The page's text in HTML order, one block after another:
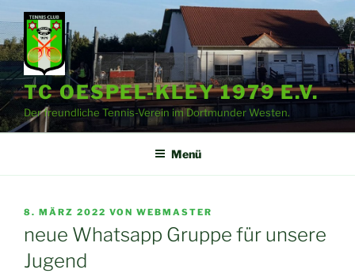
Zum
Inhalt
springen
TC OESPEL-KLEY 1979 E.V.
Der freundliche Tennis-Verein im Dortmunder Westen.
Menü
VERÖFFENTLICHT
8. MÄRZ 2022 VON WEBMASTER
neue Whatsapp Gruppe für unsere
Jugend